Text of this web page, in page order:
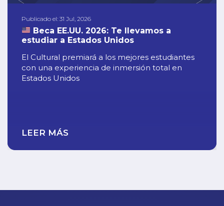
Publicado el: 31 Jul, 2026
Beca EE.UU. 2026: Te llevamos a
estudiar a Estados Unidos
El Cultural premiará a los mejores estudiantes
con una experiencia de inmersión total en
Estados Unidos
LEER MÁS